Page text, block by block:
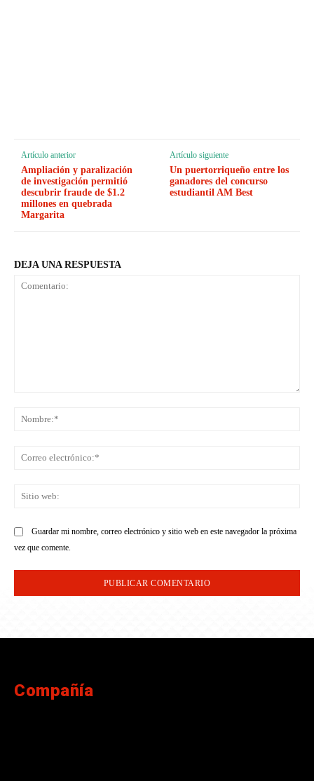
Artículo anterior
Ampliación y paralización
de investigación permitió
descubrir fraude de $1.2
millones en quebrada
Margarita
Artículo siguiente
Un puertorriqueño entre los
ganadores del concurso
estudiantil AM Best
DEJA UNA RESPUESTA
Guardar mi nombre, correo electrónico y sitio web en este navegador la próxima
vez que comente.
Compañía